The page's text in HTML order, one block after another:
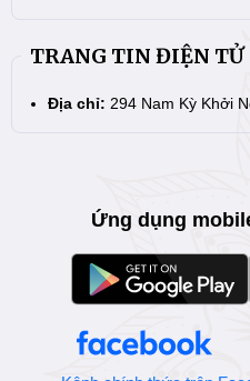
TRANG TIN ĐIỆN TỬ
Địa chỉ: 294 Nam Kỳ Khởi
Ứng dụng